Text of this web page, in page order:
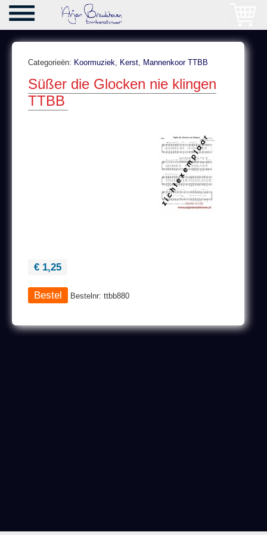
Categorieën: Koormuziek, Kerst, Mannenkoor TTBB
Süßer die Glocken nie klingen
TTBB
€ 1,25
Bestelnr: ttbb880